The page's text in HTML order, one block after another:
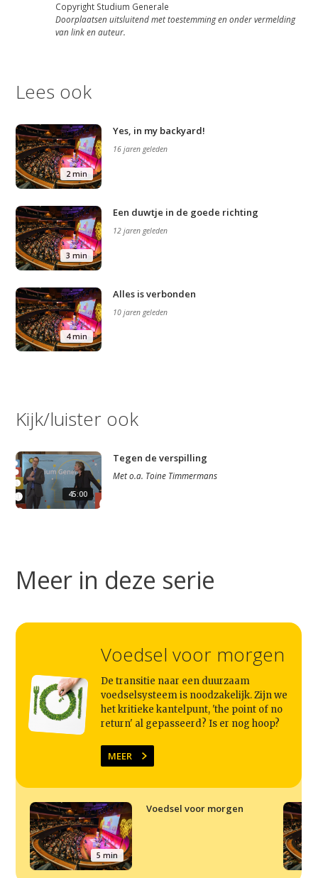
Copyright Studium Generale
Doorplaatsen uitsluitend met toestemming en onder vermelding
van link en auteur.
Lees ook
2 min
Yes, in my backyard!
16 jaren geleden
3 min
Een duwtje in de goede richting
12 jaren geleden
4 min
Alles is verbonden
10 jaren geleden
Kijk/luister ook
45:00
Tegen de verspilling
Meto.a. Toine Timmermans
Meer in deze serie
Voedsel voor morgen
De transitie naar een duurzaam
voedselsysteem is noodzakelijk. Zijn we
het kritieke kantelpunt, 'the point of no
return' al gepasseerd? Is er nog hoop?
MEER
5 min
Voedsel voor morgen